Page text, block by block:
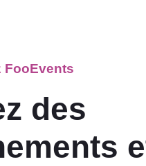
FooEvents
des